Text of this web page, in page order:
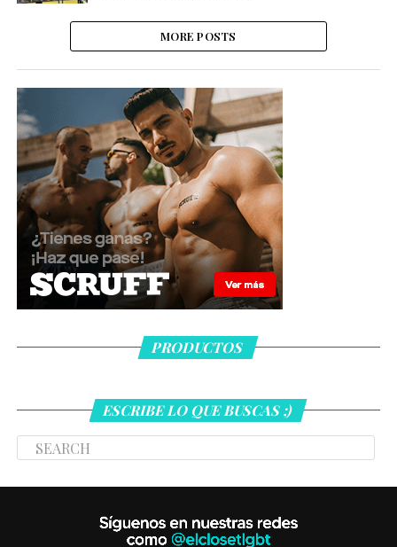
MORE POSTS
PRODUCTOS
ESCRIBE LO QUE BUSCAS ;)